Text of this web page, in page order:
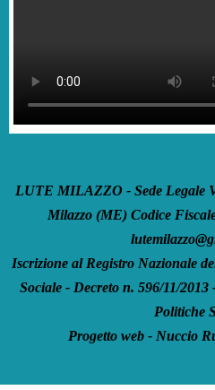
LUTE MILAZZO - Sede Legale
Milazzo (ME) Codice
Iscrizione al Registro Nazionale
Sociale - Decreto n. 596/11/
Politiche
Progetto web - Nuccio